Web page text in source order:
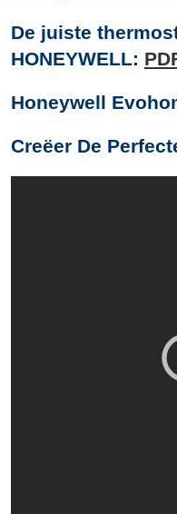
De juiste
HONEYWELL:
Honeywell
Creëer De